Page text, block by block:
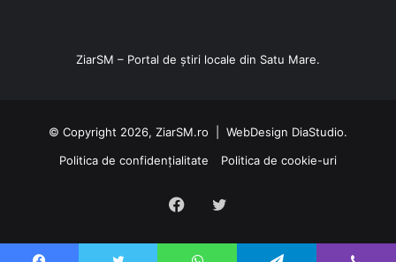
ZiarSM – Portal de știri locale din Satu Mare.
© Copyright 2026, ZiarSM.ro | WebDesign DiaStudio.
Politica de confidențialitate
Politica de cookie-uri
FacebookTwitter